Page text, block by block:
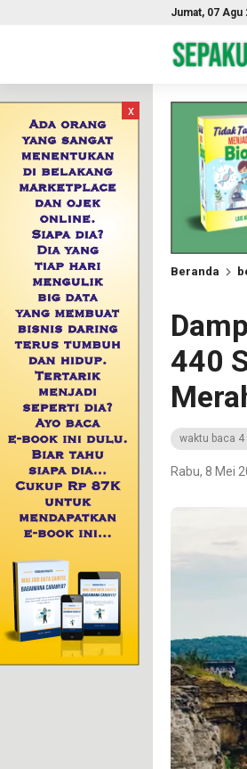
Jumat, 07 Agu
x
Beranda
440
waktu baca 4
Rabu, 8 Mei